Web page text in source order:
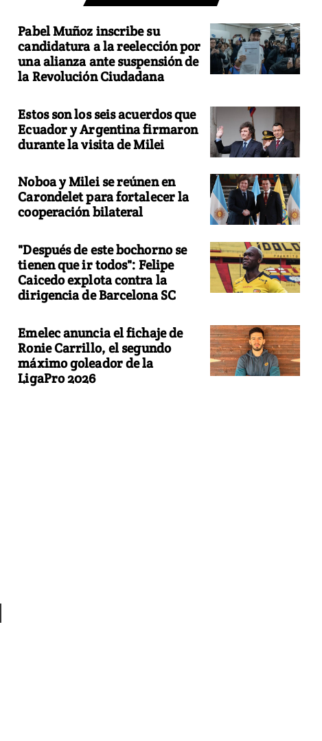
Pabel Muñoz inscribe su
candidatura a la reelección por
una alianza ante suspensión de
la Revolución Ciudadana
Estos son los seis acuerdos que
Ecuador y Argentina firmaron
durante la visita de Milei
Noboa y Milei se reúnen en
Carondelet para fortalecer la
cooperación bilateral
"Después de este bochorno se
tienen que ir todos": Felipe
Caicedo explota contra la
dirigencia de Barcelona SC
Emelec anuncia el fichaje de
Ronie Carrillo, el segundo
máximo goleador de la
LigaPro 2026